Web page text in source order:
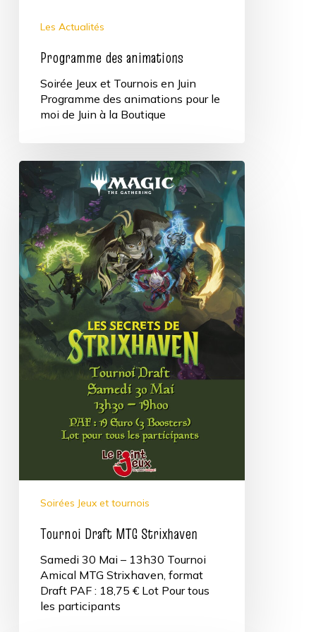
Les Actualités
Programme des animations
Soirée Jeux et Tournois en Juin
Programme des animations pour le
moi de Juin à la Boutique
Tournoi
Draft
MTG
Strixhaven
Soirées Jeux et tournois
Tournoi Draft MTG Strixhaven
Samedi 30 Mai – 13h30 Tournoi
Amical MTG Strixhaven, format
Draft PAF : 18,75 € Lot Pour tous
les participants